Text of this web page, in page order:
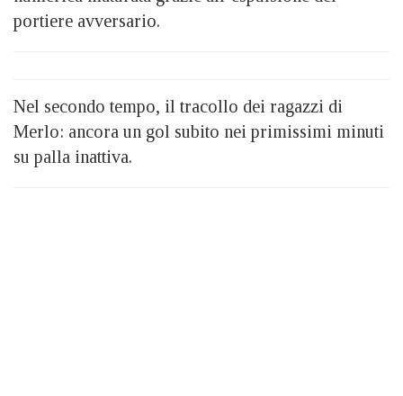
portiere avversario.
Nel secondo tempo, il tracollo dei ragazzi di
Merlo: ancora un gol subito nei primissimi minuti
su palla inattiva.